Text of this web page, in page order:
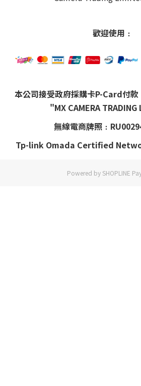
歡迎使用﹕
本公司接受政府採購卡P-Card付
"MX CAMERA
無線電商牌照
Tp-link Omada Certified
Powered by SHOPLINE